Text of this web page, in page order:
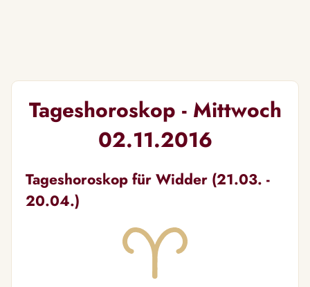
Tageshoroskop - Mittwoch
02.11.2016
Tageshoroskop für Widder (21.03. -
20.04.)